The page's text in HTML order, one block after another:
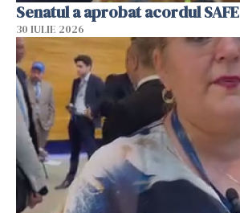
Senatul a aprobat acordul SAFE
30 IULIE 2026